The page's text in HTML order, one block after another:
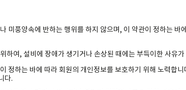
미풍양속에 반하는 행위를 하지 않으며, 이 약관이 정하는 바
하여, 설비에 장애가 생기거나 손상된 때에는 부득이한 사유
정하는 바에 따라 회원의 개인정보를 보호하기 위해 노력합
다.